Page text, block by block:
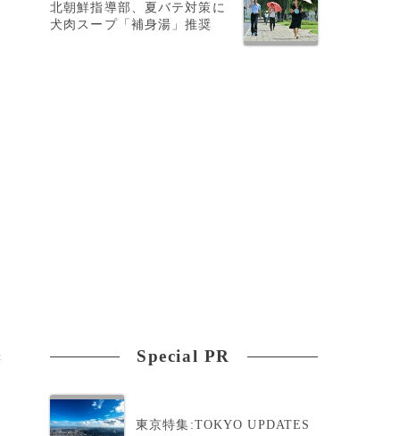
北朝鮮指導部、夏バテ対策に
犬肉スープ「補身湯」推奨
Special PR
東京特集:TOKYO UPDATES